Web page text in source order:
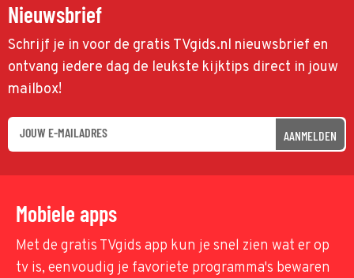
Nieuwsbrief
Schrijf je in voor de gratis TVgids.nl nieuwsbrief en
ontvang iedere dag de leukste kijktips direct in jouw
mailbox!
AANMELDEN
Mobiele apps
Met de gratis TVgids app kun je snel zien wat er op
tv is, eenvoudig je favoriete programma's bewaren